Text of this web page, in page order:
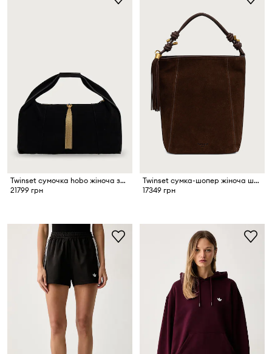
Twinset сумочка hobo жіноча замшева
21799 грн
Twinset сумка-шопер жіноча шкіряна
17349 грн